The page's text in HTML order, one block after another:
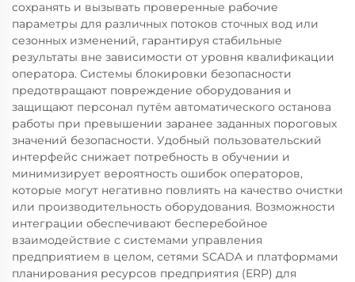
сохранять и вызывать проверенные рабочие
параметры для различных потоков сточных вод или
сезонных изменений, гарантируя стабильные
результаты вне зависимости от уровня квалификации
оператора. Системы блокировки безопасности
предотвращают повреждение оборудования и
защищают персонал путём автоматического останова
работы при превышении заранее заданных пороговых
значений безопасности. Удобный пользовательский
интерфейс снижает потребность в обучении и
минимизирует вероятность ошибок операторов,
которые могут негативно повлиять на качество очистки
или производительность оборудования. Возможности
интеграции обеспечивают бесперебойное
взаимодействие с системами управления
предприятием в целом, сетями SCADA и платформами
планирования ресурсов предприятия (ERP) для